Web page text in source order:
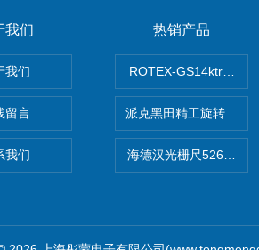
我们
我们
留言
我们
热销产品
ROTEX-GS14ktr梅花
派克黑田精工旋转气缸
海德汉光栅尺526974-09